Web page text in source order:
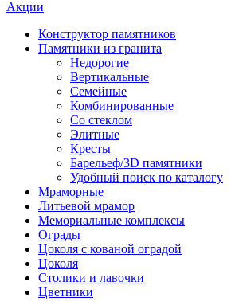
Акции
Конструктор памятников
Памятники из гранита
Недорогие
Вертикальные
Семейные
Комбинированные
Со стеклом
Элитные
Кресты
Барельеф/3D памятники
Удобный поиск по каталогу
Мраморные
Литьевой мрамор
Мемориальные комплексы
Ограды
Цоколя с кованой оградой
Цоколя
Столики и лавочки
Цветники